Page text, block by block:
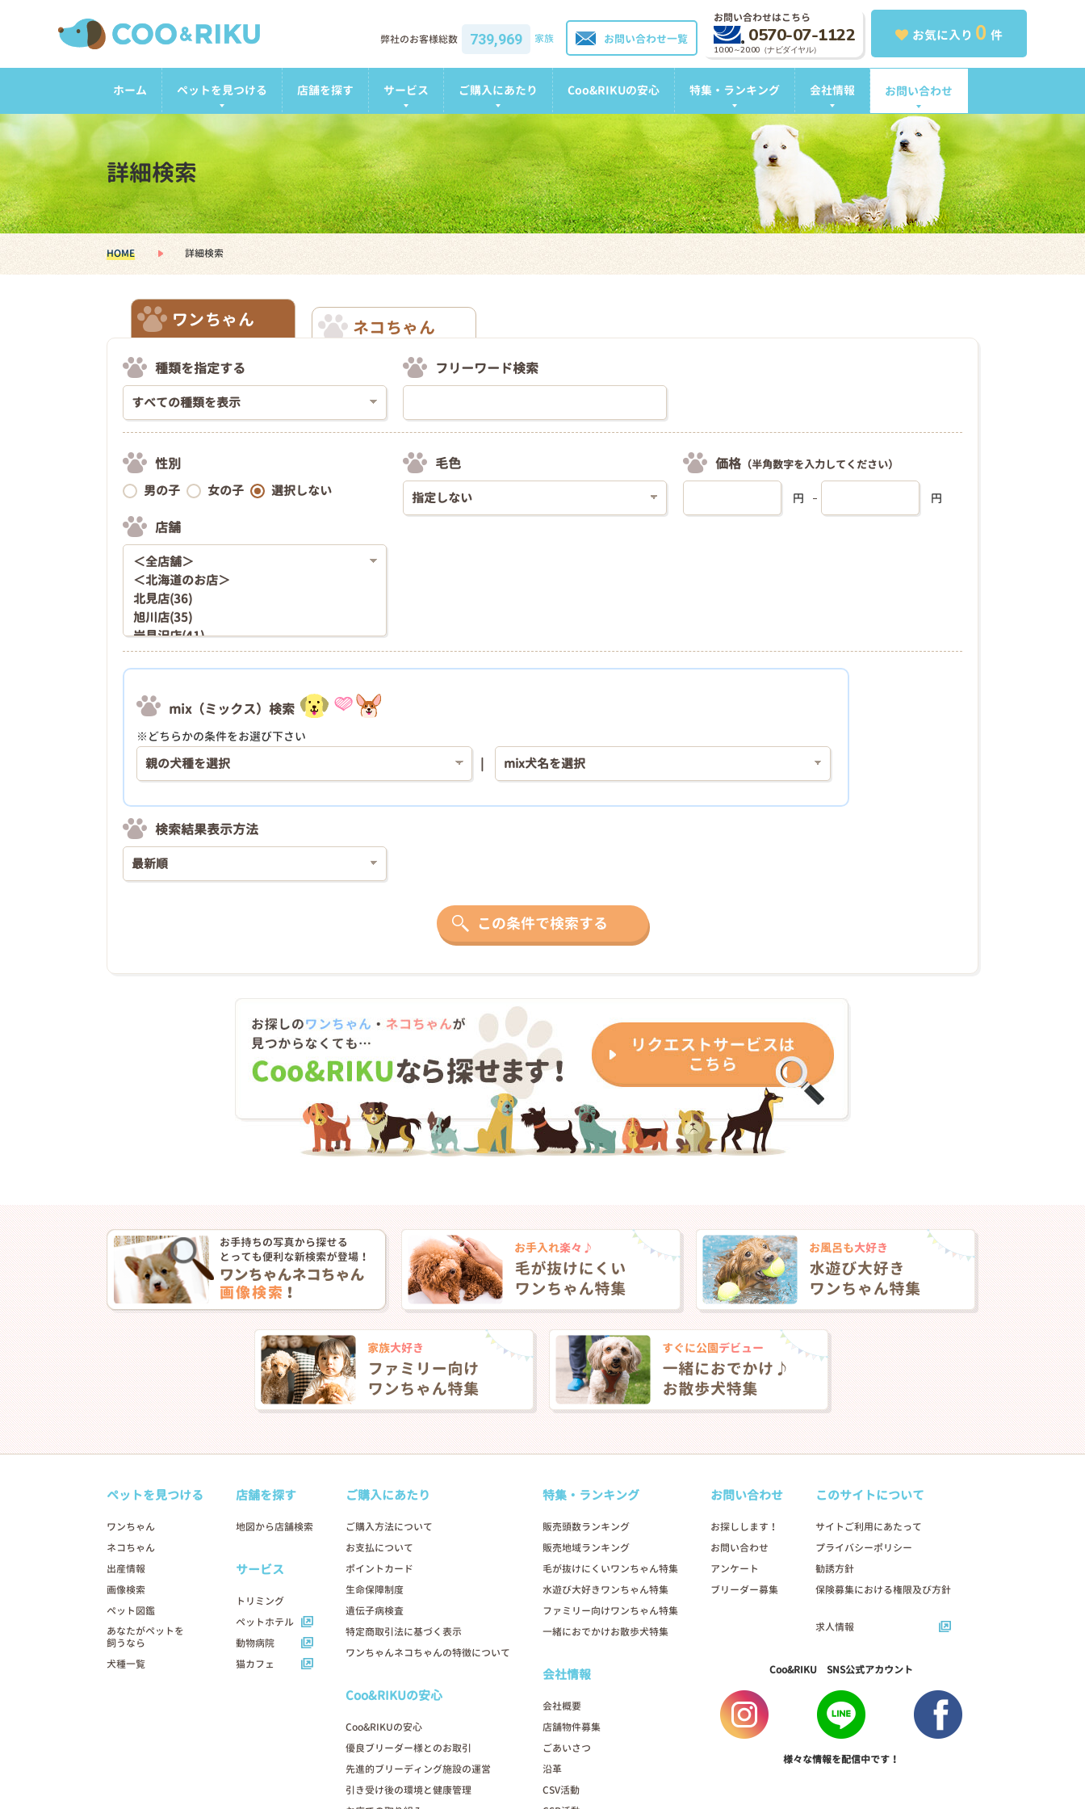
お気に入り 0 件
お問い合わせはこちら
0570-07-1122
10:00～20:00（ナビダイヤル）
お問い合わせ一覧
弊社のお客様総数 739,969 家族
ホーム ペットを見つける 店舗を探す サービス ご購入にあたり Coo&RIKUの安心 特集・ランキング 会社情報 お問い合わせ
詳細検索
HOME 詳細検索
ワンちゃん ネコちゃん
種類を指定する フリーワード検索
性別
男の子 女の子 選択しない
店舗
毛色 価格 （半角数字を入力してください）
円 円
mix（ミックス）検索
※どちらかの条件をお選び下さい
検索結果表示方法
この条件で検索する
ペットを見つける
ワンちゃん
ネコちゃん
出産情報
画像検索
ペット図鑑
あなたがペットを
飼うなら
犬種一覧
店舗を探す
地図から店舗検索
サービス
トリミング
ペットホテル
動物病院
猫カフェ
ご購入にあたり
ご購入方法について
お支払について
ポイントカード
生命保障制度
遺伝子病検査
特定商取引法に基づく表示
ワンちゃんネコちゃんの特徴について
Coo&RIKUの安心
Coo&RIKUの安心
優良ブリーダー様とのお取引
先進的ブリーディング施設の運営
引き受け後の環境と健康管理
特集・ランキング
販売頭数ランキング
販売地域ランキング
毛が抜けにくいワンちゃん特集
水遊び大好きワンちゃん特集
ファミリー向けワンちゃん特集
一緒におでかけお散歩犬特集
会社情報
会社概要
店舗物件募集
ごあいさつ
沿革
CSV活動
お問い合わせ
お探しします！
お問い合わせ
アンケート
ブリーダー募集
このサイトについて
サイトご利用にあたって
プライバシーポリシー
勧誘方針
保険募集における権限及び方針
求人情報
Coo&RIKU SNS公式アカウント
様々な情報を配信中です！